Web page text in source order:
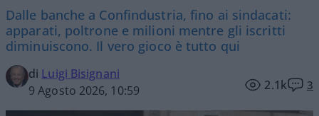
Dalle banche a Confindustria, fino ai sindacati:
apparati, poltrone e milioni mentre gli iscritti
diminuiscono. Il vero gioco è tutto qui
di Luigi Bisignani
9 Agosto 2026, 10:59
2.1k 3